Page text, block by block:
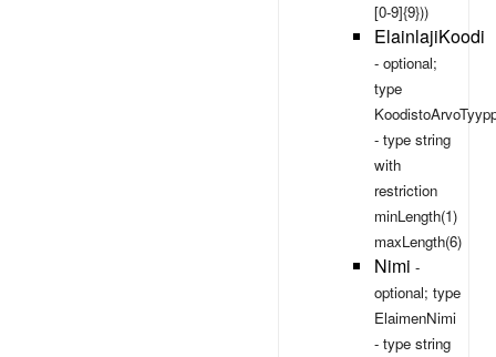
[0-9]{9}))
ElainlajiKoodi
- optional;
type
- type string
with
restriction
minLength(1)
maxLength(6)
Nimi -
optional; type
ElaimenNimi
- type string